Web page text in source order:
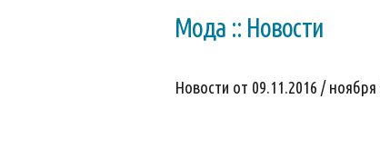
Мода :: Новости
Новости от 09.11.2016 / ноября